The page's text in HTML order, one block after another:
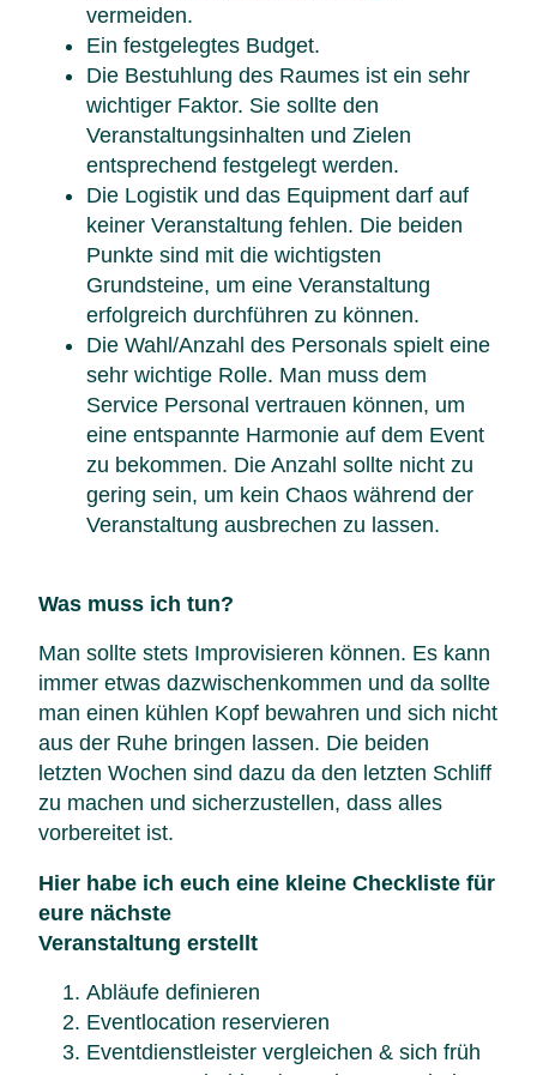
vermeiden.
Ein festgelegtes Budget.
Die Bestuhlung des Raumes ist ein sehr
wichtiger Faktor. Sie sollte den
Veranstaltungsinhalten und Zielen
entsprechend festgelegt werden.
Die Logistik und das Equipment darf auf
keiner Veranstaltung fehlen. Die beiden
Punkte sind mit die wichtigsten
Grundsteine, um eine Veranstaltung
erfolgreich durchführen zu können.
Die Wahl/Anzahl des Personals spielt eine
sehr wichtige Rolle. Man muss dem
Service Personal vertrauen können, um
eine entspannte Harmonie auf dem Event
zu bekommen. Die Anzahl sollte nicht zu
gering sein, um kein Chaos während der
Veranstaltung ausbrechen zu lassen.
Was muss ich tun?
Man sollte stets Improvisieren können. Es kann
immer etwas dazwischenkommen und da sollte
man einen kühlen Kopf bewahren und sich nicht
aus der Ruhe bringen lassen. Die beiden
letzten Wochen sind dazu da den letzten Schliff
zu machen und sicherzustellen, dass alles
vorbereitet ist.
Hier habe ich euch eine kleine Checkliste für
eure nächste
Veranstaltung erstellt
Abläufe definieren
Eventlocation reservieren
Eventdienstleister vergleichen & sich früh